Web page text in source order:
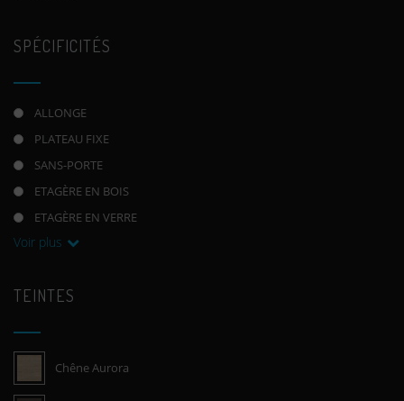
SPÉCIFICITÉS
ALLONGE
PLATEAU FIXE
SANS-PORTE
ETAGÈRE EN BOIS
ETAGÈRE EN VERRE
Voir plus
TEINTES
Chêne Aurora